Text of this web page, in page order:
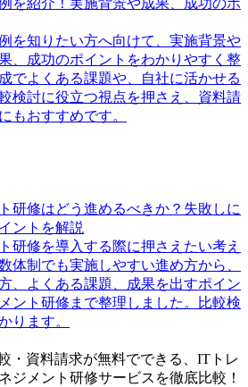
を紹介！実施背景や成果、成功のポ
を知りたい方へ向けて、実施背景や
、成功のポイントをわかりやすく整
でよくある課題や、自社に活かせる
検討に役立つ視点を押さえ、資料請
もおすすめです。
研修はどう進めるべきか？失敗しに
ントを解説
研修を導入する際に押さえたい考え
体制でも実施しやすい進め方から、
、よくある課題、成果を出すポイン
ント研修まで整理しました。比較検
ります。
・資料請求が無料でできる、ITトレ
ジメント研修サービスを徹底比較！